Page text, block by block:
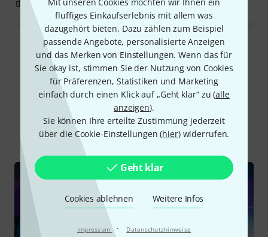
fluffiges Einkaufserlebnis mit allem was
dazugehört bieten. Dazu zählen zum Beispiel
passende Angebote, personalisierte Anzeigen
und das Merken von Einstellungen. Wenn das für
Sie okay ist, stimmen Sie der Nutzung von Cookies
für Präferenzen, Statistiken und Marketing
einfach durch einen Klick auf „Geht klar“ zu (alle
anzeigen).
Sie können Ihre erteilte Zustimmung jederzeit
über die Cookie-Einstellungen (hier) widerrufen.
Geht klar
Cookies ablehnen Weitere Infos
Impressum · Datenschutzhinweise
BEWERTUNG MELDEN
Alle Bewertungen lesen
Schon gewusst?
Alle Videos Testberichte